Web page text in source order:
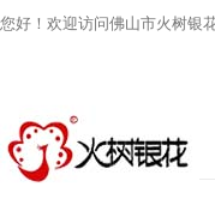
您好！欢迎访问佛山市火树银